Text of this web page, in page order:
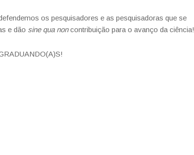
os pesquisadores e as pesquisadoras que se
e dão sine qua noncontribuição para o avanço da ciência!